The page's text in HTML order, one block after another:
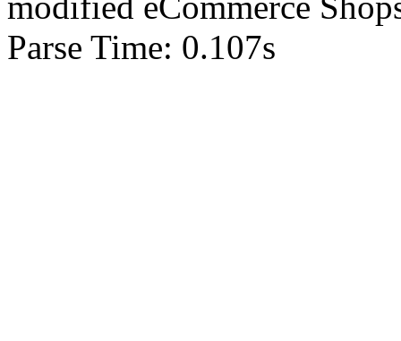
Parse Time: 0.107s